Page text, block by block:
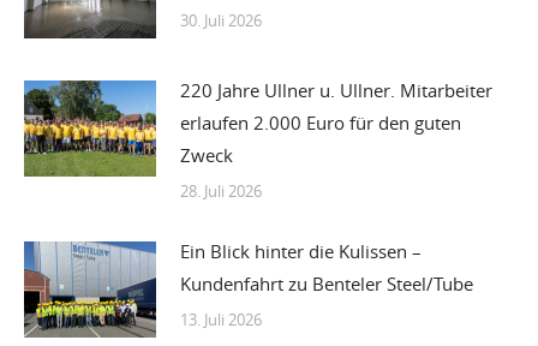
30. Juli 2026
220 Jahre Ullner u. Ullner. Mitarbeiter
erlaufen 2.000 Euro für den guten
Zweck
28. Juli 2026
Ein Blick hinter die Kulissen –
Kundenfahrt zu Benteler Steel/Tube
13. Juli 2026